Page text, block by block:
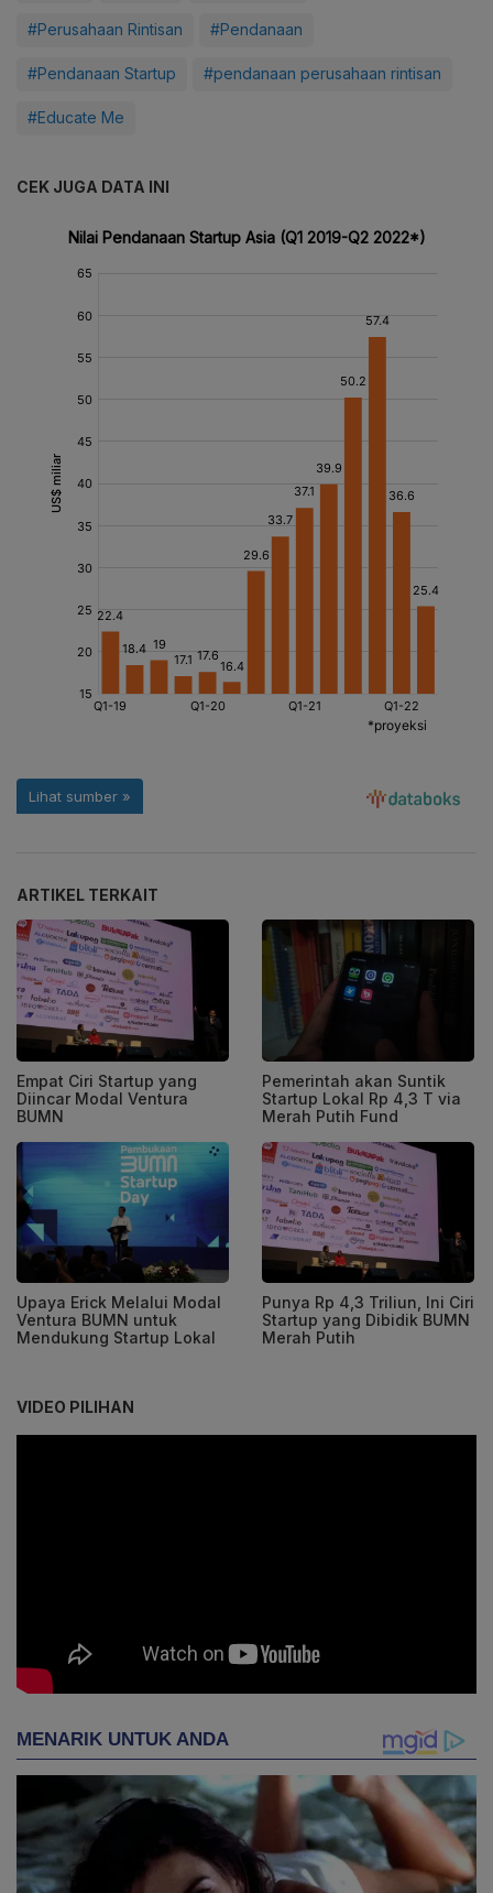
#Perusahaan Rintisan #Pendanaan
#Pendanaan Startup #pendanaan perusahaan rintisan
#Educate Me
CEK JUGA DATA INI
ARTIKEL TERKAIT
Empat Ciri Startup yang
Diincar Modal Ventura
BUMN
Pemerintah akan Suntik
Startup Lokal Rp 4,3 T via
Merah Putih Fund
Upaya Erick Melalui Modal
Ventura BUMN untuk
Mendukung Startup Lokal
Punya Rp 4,3 Triliun, Ini Ciri
Startup yang Dibidik BUMN
Merah Putih
VIDEO PILIHAN